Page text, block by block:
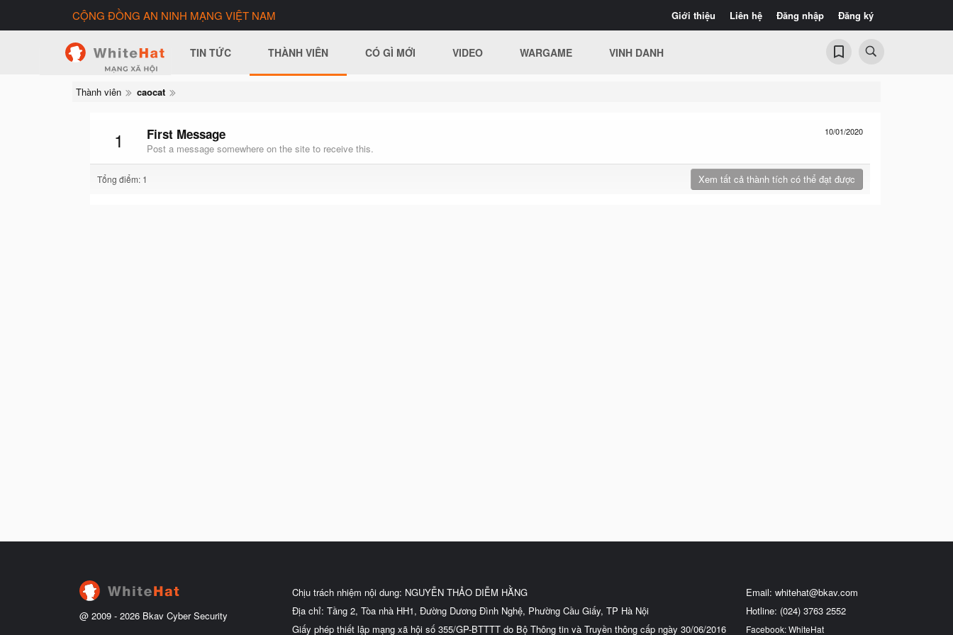
Giới thiệu Liên hệ Đăng nhập Đăng ký
CỘNG ĐỒNG AN NINH MẠNG VIỆT NAM
TIN TỨC THÀNH VIÊN CÓ GÌ MỚI VIDEO WARGAME VINH DANH
Thành viên caocat
1 10/01/2020
First Message
Post a message somewhere on the site to receive this.
Tổng điểm: 1 Xem tất cả thành tích có thể đạt được
@ 2009 - 2026 Bkav Cyber Security
Chịu trách nhiệm nội dung: NGUYỄN THẢO DIỄM HẰNG
Địa chỉ: Tầng 2, Tòa nhà HH1, Đường Dương Đình Nghệ, Phường Cầu Giấy, TP Hà Nội
Giấy phép thiết lập mạng xã hội số 355/GP-BTTTT do Bộ Thông tin và Truyền thông cấp ngày 30/06/2016
Email: whitehat@bkav.com
Hotline: (024) 3763 2552
Facebook: WhiteHat